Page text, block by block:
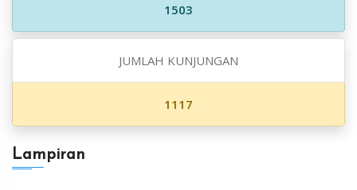
1503
JUMLAH KUNJUNGAN
1117
Lampiran